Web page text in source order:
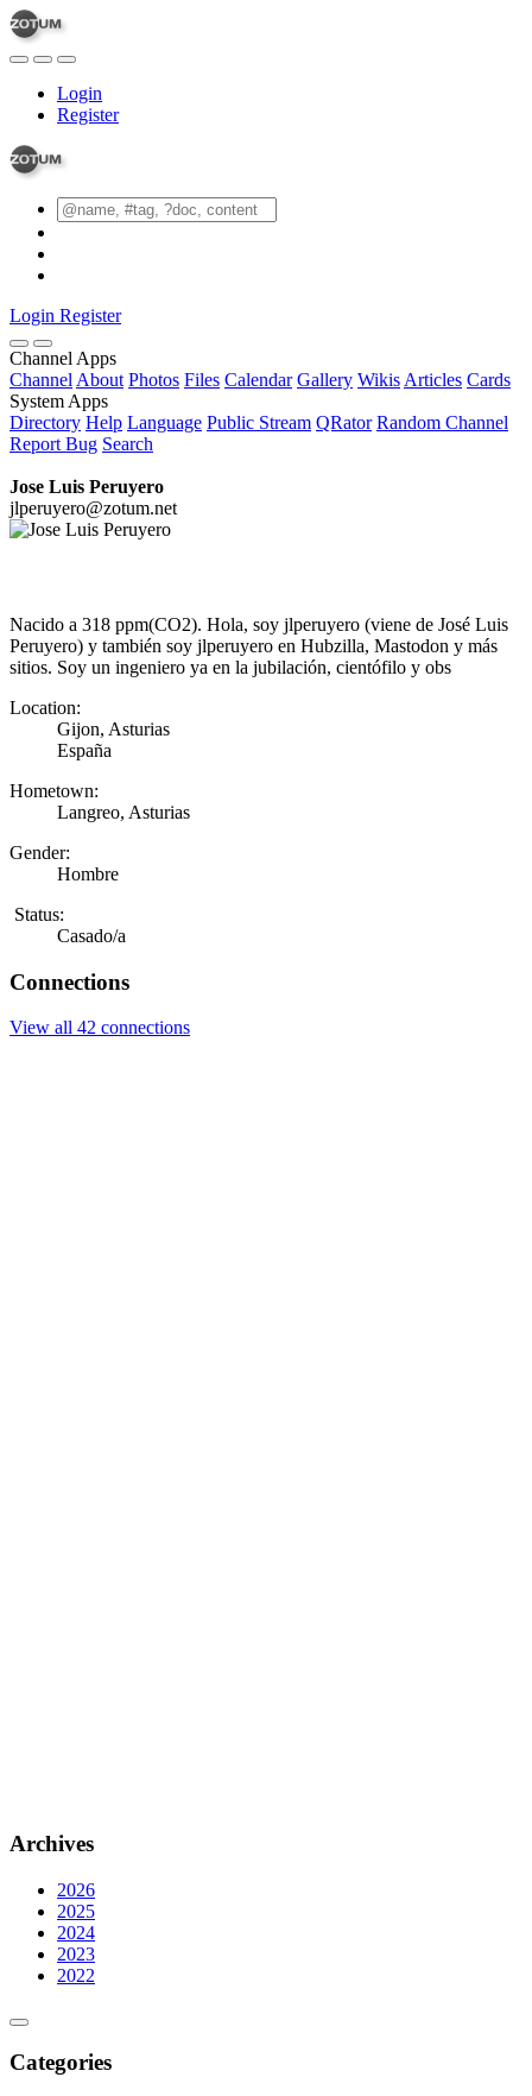
Login
Register
Login Register
Channel Apps
Channel About Photos Files Calendar Gallery Wikis Articles Cards
System Apps
Directory Help Language Public Stream QRator Random Channel
Report Bug Search
Jose Luis Peruyero
jlperuyero@zotum.net
Nacido a 318 ppm(CO2). Hola, soy jlperuyero (viene de José Luis
Peruyero) y también soy jlperuyero en Hubzilla, Mastodon y más
sitios. Soy un ingeniero ya en la jubilación, cientófilo y obs
Location:
Gijon, Asturias
España
Hometown:
Langreo, Asturias
Gender:
Hombre
Status:
Casado/a
Connections
View all 42 connections
Archives
2026
2025
2024
2023
2022
Categories